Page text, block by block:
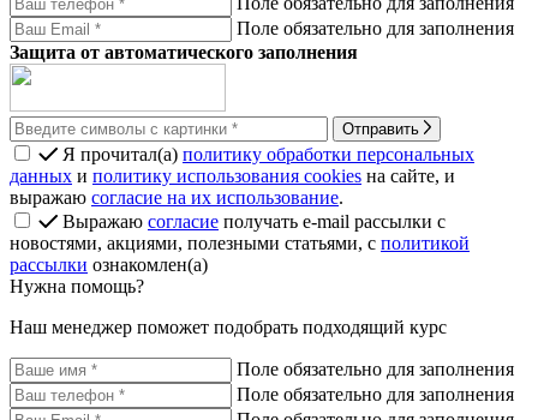
Поле обязательно для заполнения
Защита от автоматического заполнения
Отправить
Я прочитал(а) политику обработки персональных
данных и политику использования cookies на сайте, и
выражаю согласие на их использование.
Выражаю согласие получать e-mail рассылки с
новостями, акциями, полезными статьями, с политикой
рассылки ознакомлен(а)
Нужна помощь?
Наш менеджер поможет подобрать подходящий курс
Поле обязательно для заполнения
Поле обязательно для заполнения